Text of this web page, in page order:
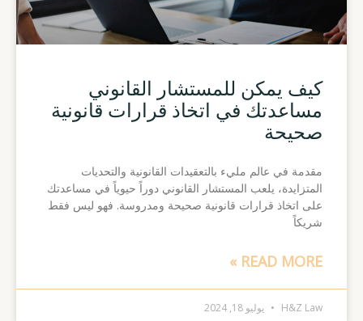
كيف يمكن للمستشار القانوني
مساعدتك في اتخاذ قرارات قانونية
صحيحة
مقدمة في عالم مليء بالتعقيدات القانونية والتحديات
المتزايدة، يلعب المستشار القانوني دوراً حيوياً في مساعدتك
على اتخاذ قرارات قانونية صحيحة ومدروسة. فهو ليس فقط
شريكاً
READ MORE »
H&Z Law يوليو 18, 2024